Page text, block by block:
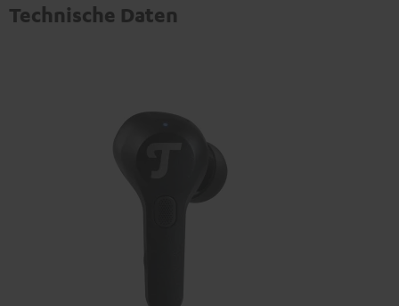
Technische Daten